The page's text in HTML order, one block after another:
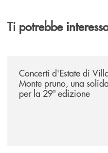
Ti potrebbe
Concerti d'Estate di
Monte pruno, una
per la 29ª edizione